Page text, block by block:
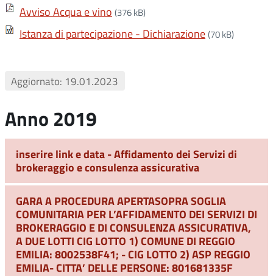
Avviso Acqua e vino (376 kB)
Istanza di partecipazione - Dichiarazione(70 kB)
Aggiornato: 19.01.2023
Anno 2019
inserire link e data - Affidamento dei Servizi di
brokeraggio e consulenza assicurativa
GARA A PROCEDURA APERTASOPRA SOGLIA
COMUNITARIA PER L’AFFIDAMENTO DEI SERVIZI DI
BROKERAGGIO E DI CONSULENZA ASSICURATIVA,
A DUE LOTTI CIG LOTTO 1) COMUNE DI REGGIO
EMILIA: 8002538F41; - CIG LOTTO 2) ASP REGGIO
EMILIA- CITTA’ DELLE PERSONE: 801681335F